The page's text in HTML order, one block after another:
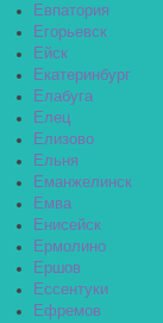
Евпатория
Егорьевск
Ейск
Екатеринбург
Елабуга
Елец
Елизово
Ельня
Еманжелинск
Емва
Енисейск
Ермолино
Ершов
Ессентуки
Ефремов